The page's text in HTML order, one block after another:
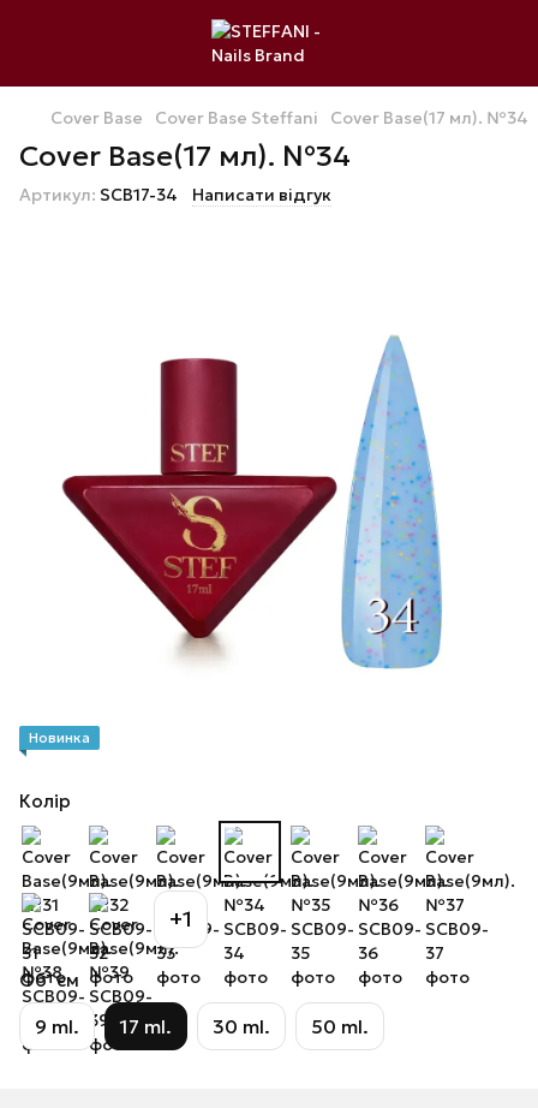
Cover Base Cover Base Steffani Cover Base(17 мл). №34
Cover Base(17 мл). №34
Артикул: SCB17-34 Написати відгук
Новинка
Колір
+1
Об`єм
9 ml. 17 ml. 30 ml. 50 ml.